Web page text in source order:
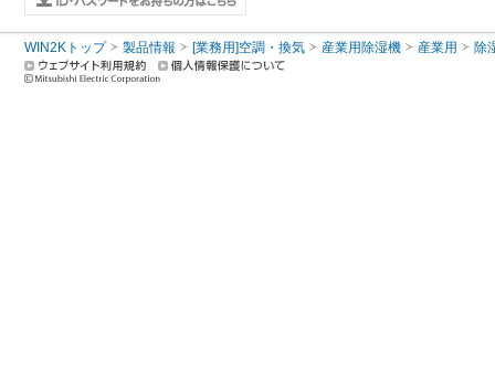
WIN2Kトップ 製品情報 [業務用]空調・換気 産業用除湿機 産業用 除